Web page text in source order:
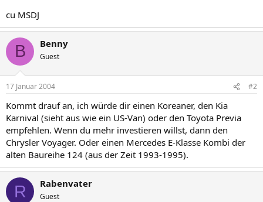
cu MSDJ
B Benny
Guest
17 Januar 2004 #2
Kommt drauf an, ich würde dir einen Koreaner, den Kia
Karnival (sieht aus wie ein US-Van) oder den Toyota Previa
empfehlen. Wenn du mehr investieren willst, dann den
Chrysler Voyager. Oder einen Mercedes E-Klasse Kombi der
alten Baureihe 124 (aus der Zeit 1993-1995).
R Rabenvater
Guest